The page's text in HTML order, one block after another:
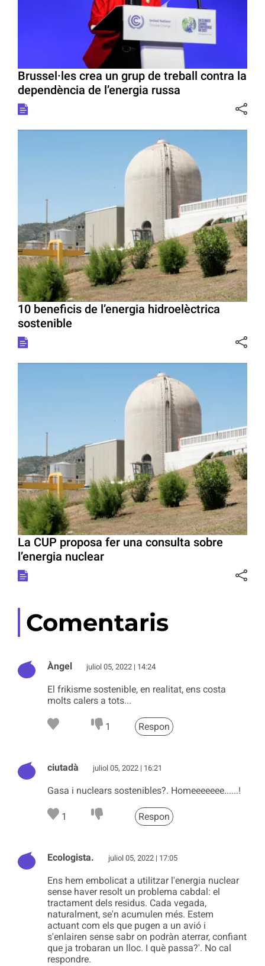
Brussel·les crea un grup de treball contra la
dependència de l’energia russa
10 beneficis de l’energia hidroelèctrica
sostenible
La CUP proposa fer una consulta sobre
l’energia nuclear
Comentaris
Àngel juliol 05, 2022 | 14:24
El frikisme sostenible, en realitat, ens costa
molts calers a tots...
1 Respon
ciutadà juliol 05, 2022 | 16:21
Gasa i nuclears sostenibles?. Homeeeeeee......!
1 Respon
Ecologista. juliol 05, 2022 | 17:05
Ens hem embolicat a utilitzar l'energia nuclear
sense haver resolt un problema cabdal: el
tractament dels residus. Cada vegada,
naturalment, se'n acumulen més. Estem
actuant com els que pugen a un avió i
s'enlairen sense sabr on podràn aterrar, confiant
que ja trobaran un lloc. I què passa?'. No cal
respondre.